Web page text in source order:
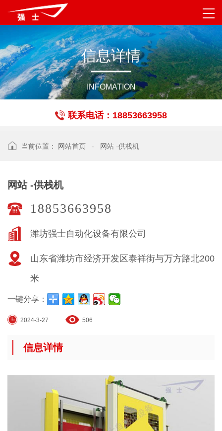
信息详情
INFOMATION
联系电话：18853663958
当前位置： 网站首页 - 网站 -供栈机
网站 -供栈机
18853663958
潍坊强士自动化设备有限公司
山东省潍坊市经济开发区泰祥街与万方路北200
米
一键分享：
2024-3-27 506
信息详情